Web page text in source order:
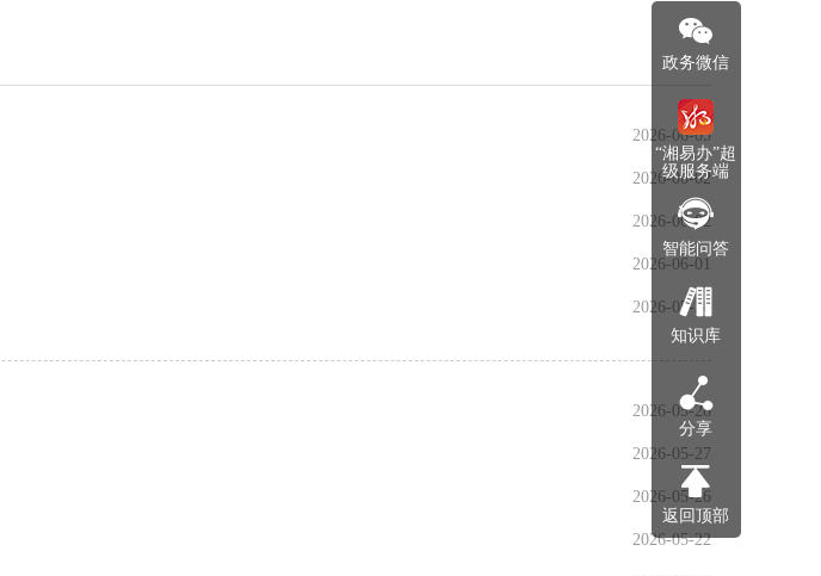
2026-06-05
2026-06-02
2026-06-02
2026-06-01
2026-05-28
2026-05-28
2026-05-27
2026-05-26
2026-05-22
政务微信
“湘易办”超
级服务端
智能问答
知识库
分享
返回顶部